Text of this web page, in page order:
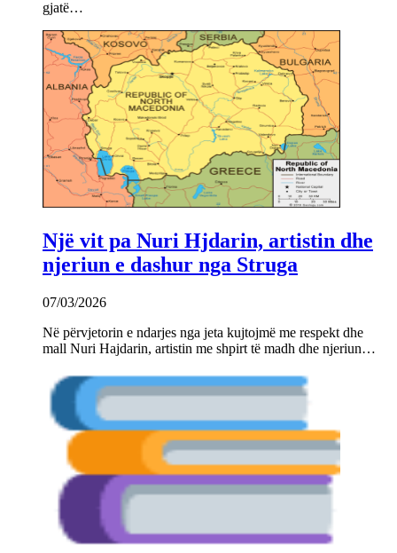
gjatë…
Një vit pa Nuri Hjdarin, artistin dhe
njeriun e dashur nga Struga
07/03/2026
Në përvjetorin e ndarjes nga jeta kujtojmë me respekt dhe
mall Nuri Hajdarin, artistin me shpirt të madh dhe njeriun…